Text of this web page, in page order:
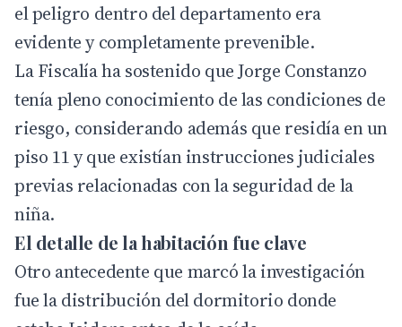
el peligro dentro del departamento era
evidente y completamente prevenible.
La Fiscalía ha sostenido que Jorge Constanzo
tenía pleno conocimiento de las condiciones de
riesgo, considerando además que residía en un
piso 11 y que existían instrucciones judiciales
previas relacionadas con la seguridad de la
niña.
El detalle de la habitación fue clave
Otro antecedente que marcó la investigación
fue la distribución del dormitorio donde